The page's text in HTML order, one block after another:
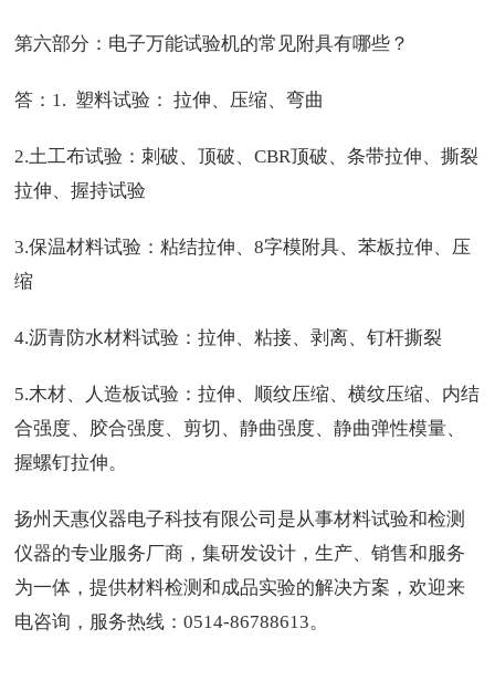
第六部分：电子万能试验机的常见附具有哪些？
答：1. 塑料试验： 拉伸、压缩、弯曲
2.土工布试验：刺破、顶破、CBR顶破、条带拉伸、撕裂
拉伸、握持试验
3.保温材料试验：粘结拉伸、8字模附具、苯板拉伸、压
缩
4.沥青防水材料试验：拉伸、粘接、剥离、钉杆撕裂
5.木材、人造板试验：拉伸、顺纹压缩、横纹压缩、内结
合强度、胶合强度、剪切、静曲强度、静曲弹性模量、
握螺钉拉伸。
扬州天惠仪器电子科技有限公司是从事材料试验和检测
仪器的专业服务厂商，集研发设计，生产、销售和服务
为一体，提供材料检测和成品实验的解决方案，欢迎来
电咨询，服务热线：0514-86788613。